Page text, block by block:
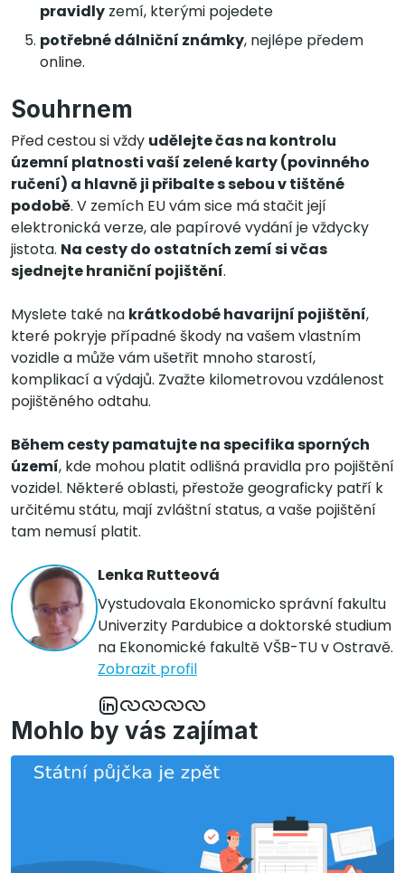
pravidly zemí, kterými pojedete
potřebné dálniční známky, nejlépe předem
online.
Souhrnem
Před cestou si vždy udělejte čas na kontrolu
územní platnosti vaší zelené karty (povinného
ručení) a hlavně ji přibalte s sebou v tištěné
podobě. V zemích EU vám sice má stačit její
elektronická verze, ale papírové vydání je vždycky
jistota. Na cesty do ostatních zemí si včas
sjednejte hraniční pojištění.
Myslete také na krátkodobé havarijní pojištění,
které pokryje případné škody na vašem vlastním
vozidle a může vám ušetřit mnoho starostí,
komplikací a výdajů. Zvažte kilometrovou vzdálenost
pojištěného odtahu.
Během cesty pamatujte na specifika sporných
území, kde mohou platit odlišná pravidla pro pojištění
vozidel. Některé oblasti, přestože geograficky patří k
určitému státu, mají zvláštní status, a vaše pojištění
tam nemusí platit.
Lenka Rutteová
Vystudovala Ekonomicko správní fakultu
Univerzity Pardubice a doktorské studium
na Ekonomické fakultě VŠB-TU v Ostravě.
Zobrazit profil
Mohlo by vás zajímat